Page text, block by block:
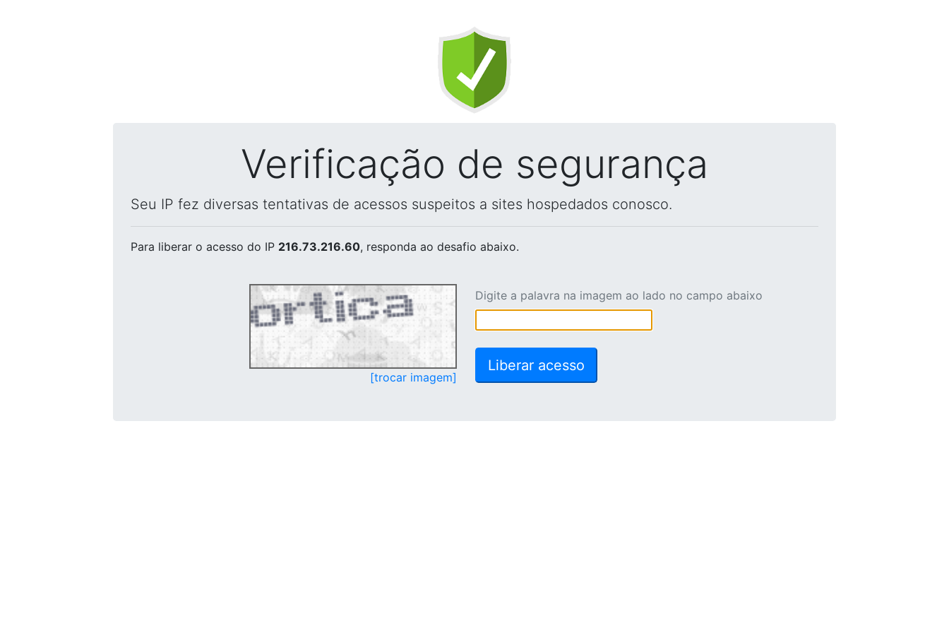
Verificação de segurança
Seu IP fez diversas tentativas de acessos suspeitos a sites hospedados conosco.
Para liberar o acesso do IP 216.73.216.60, responda ao desafio abaixo.
[trocar imagem]
Digite a palavra na imagem ao lado no campo abaixo